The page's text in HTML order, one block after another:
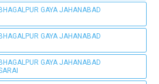
GAYA JAHANABAD
GAYA JAHANABAD
GAYA JAHANABAD